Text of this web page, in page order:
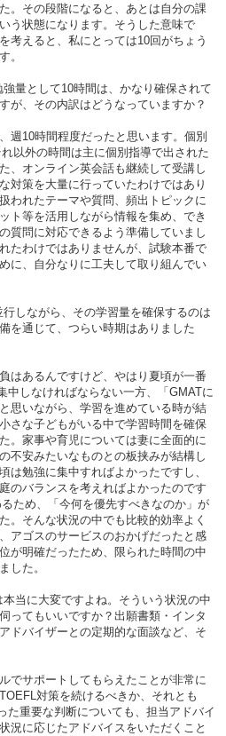
。その段階になると、あとは自分の課
う状態になります。そうした意味で
考えると、私にとっては10回がちょう
。
量として10時間は、かなり確保されて
が、その内訳はどうなっていますか？
週10時間程度だったと思います。個別
以外の時間は主に個別指導で出された
、オンライン英会話も継続して受講し
対策を大量に行っていたわけではあり
われたテーマや質問、頻出トピックに
ト等を活用しながら情報を集め、でき
質問に対応できるよう準備していまし
たわけではありませんが、試験本番で
に、自分なりに工夫して取り組んでい
しながら、その学習量を確保するのは
を通じて、つらい時期はありました
はあるんですけど、やはり夏頃が一番
しなければならない一方、「GMATに
思いながら、学習を進めている時が結
さな子どもがいる中で学習時間を確保
。家事や育児については妻に全面的に
不安みたいなものとの板挟みが結構し
は勉強に集中すればよかったですし、
のバランスを考えればよかったのです
ため、「今何を優先すべきなのか」が
。そんな状況の中でも比較的効率よく
アゴスのサービスのおかげだったと感
が明確だったため、限られた時間の中
した。
当に大変ですよね。そういう状況の中
ってもいいですか？出願書類・インタ
ドバイザーとの定期的な面談など、そ
でサポートしてもらえたことが非常に
対策を続けるべきか、それとも
た重要な判断についても、担当アドバイ
況に応じたアドバイスをいただくこと